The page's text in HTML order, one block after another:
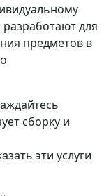
для
предметов в
сборку и
эти услуги